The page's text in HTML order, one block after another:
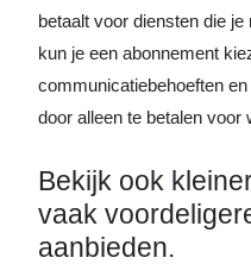
betaalt voor diensten die
kun je een abonnement
communicatiebehoeften
door alleen te betalen voor
Bekijk ook
vaak
aanbieden.